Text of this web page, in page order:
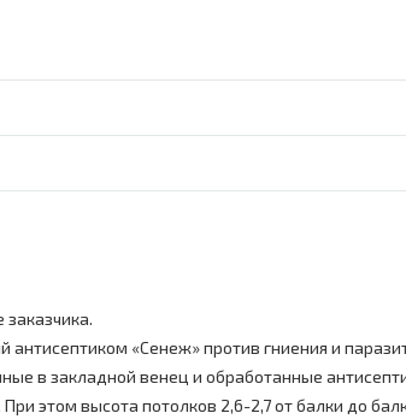
«Сенеж» против гниения и
в закладной венец и обработанные
этом высота потолков 2,6-2,7 от балки до